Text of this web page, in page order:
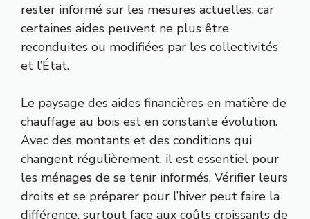
rester informé sur les mesures actuelles, car
certaines aides peuvent ne plus être
reconduites ou modifiées par les collectivités
et l’État.
Le paysage des aides financières en matière de
chauffage au bois est en constante évolution.
Avec des montants et des conditions qui
changent régulièrement, il est essentiel pour
les ménages de se tenir informés. Vérifier leurs
droits et se préparer pour l’hiver peut faire la
différence, surtout face aux coûts croissants de